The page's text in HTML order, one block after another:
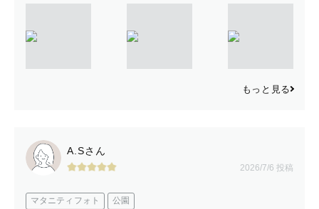
もっと見る
A.Sさん
2026/7/6 投稿
マタニティフォト 公園